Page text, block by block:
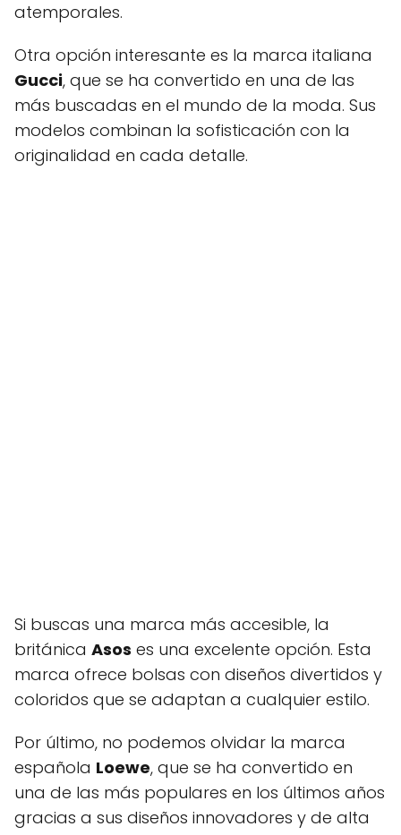
atemporales.
Otra opción interesante es la marca italiana
Gucci, que se ha convertido en una de las
más buscadas en el mundo de la moda. Sus
modelos combinan la sofisticación con la
originalidad en cada detalle.
Si buscas una marca más accesible, la
británica Asos es una excelente opción. Esta
marca ofrece bolsas con diseños divertidos y
coloridos que se adaptan a cualquier estilo.
Por último, no podemos olvidar la marca
española Loewe, que se ha convertido en
una de las más populares en los últimos años
gracias a sus diseños innovadores y de alta